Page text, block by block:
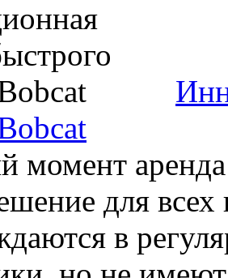
момент аренда
для
в